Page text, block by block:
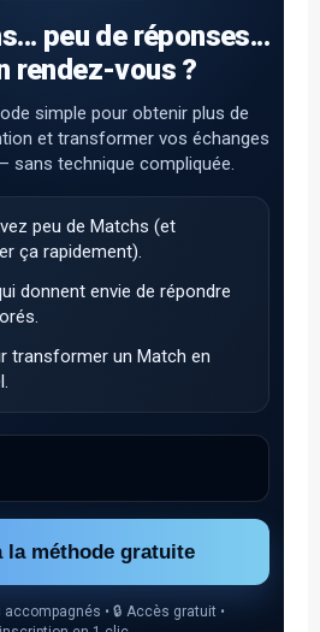
peu de réponses...
rendez-vous ?
simple pour obtenir plus de
et transformer vos échanges
sans technique compliquée.
peu de Matchs (et
ça rapidement).
donnent envie de répondre
transformer un Match en
la méthode gratuite
• 🔒 Accès gratuit •